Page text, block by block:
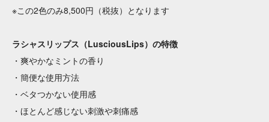
※この2色のみ8,500円（税抜）となります
ラシャスリップス（LusciousLips）の特徴
・爽やかなミントの香り
・簡便な使用方法
・ベタつかない使用感
・ほとんど感じない刺激や刺痛感